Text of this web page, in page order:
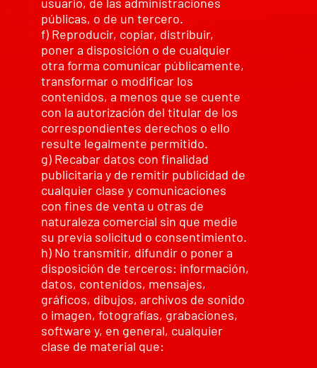
públicas, o de un tercero.
f) Reproducir, copiar, distribuir,
poner a disposición o de cualquier
otra forma comunicar públicamente,
transformar o modificar los
contenidos, a menos que se cuente
con la autorización del titular de los
correspondientes derechos o ello
resulte legalmente permitido.
g) Recabar datos con finalidad
publicitaria y de remitir publicidad de
cualquier clase y comunicaciones
con fines de venta u otras de
naturaleza comercial sin que medie
su previa solicitud o consentimiento.
h) No transmitir, difundir o poner a
disposición de terceros: información,
datos, contenidos, mensajes,
gráficos, dibujos, archivos de sonido
o imagen, fotografías, grabaciones,
software y, en general, cualquier
clase de material que: